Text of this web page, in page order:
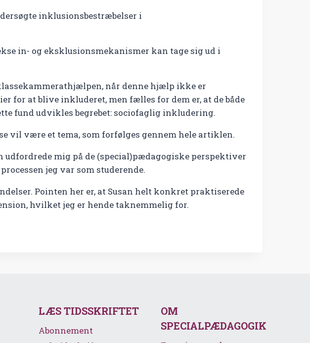
inklusionsbestræbelser i
in- og eksklusionsmekanismer kan tage sig ud i
når denne hjælp ikke er
for at blive inkluderet, men fælles for dem er, at de både
fund udvikles begrebet: sociofaglig inkludering.
vil være et tema, som forfølges gennem hele artiklen.
mig på de (special)pædagogiske perspektiver
jeg var som studerende.
Pointen her er, at Susan helt konkret praktiserede
hvilket jeg er hende taknemmelig for.
LÆS TIDSSKRIFTET
Abonnement
OM
SPECIALPÆDAGOGIK